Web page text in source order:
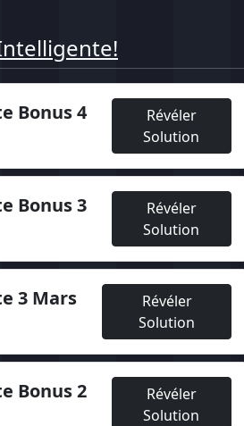
Bonus 4
Révéler
Solution
Bonus 3
Révéler
Solution
3 Mars
Révéler
Solution
Bonus 2
Révéler
Solution